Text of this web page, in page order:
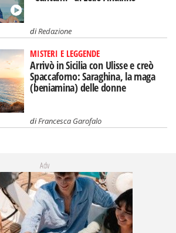
diRedazione
MISTERI E LEGGENDE
Arrivò in Sicilia con Ulisse e creò
Spaccaforno: Saraghina, la maga
(beniamina) delle donne
diFrancesca Garofalo
Adv